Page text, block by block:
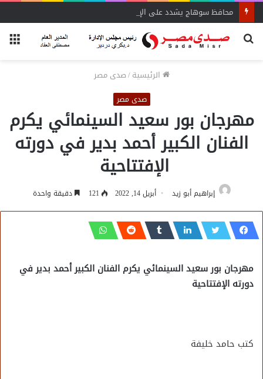
محافظ سوهاج يشدد على الإزالة الفورية
بحث
الرئيسية/صدى مصر
صدى مصر
مهرجان بور سعيد السينمائي يكرم
الفنان الكبير أحمد بدير في دورته
الإفتتاحية
إبراهيم أبو زيد أبريل 14, 2022 121 دقيقة واحدة
مهرجان بور سعيد السينمائي يكرم الفنان الكبير أحمد بدير في
دورته الإفتتاحية
كتب حامد خليفة